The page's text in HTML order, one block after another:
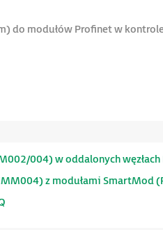
do modułów Profinet w
004) w oddalonych węzłach
z modułami SmartMod